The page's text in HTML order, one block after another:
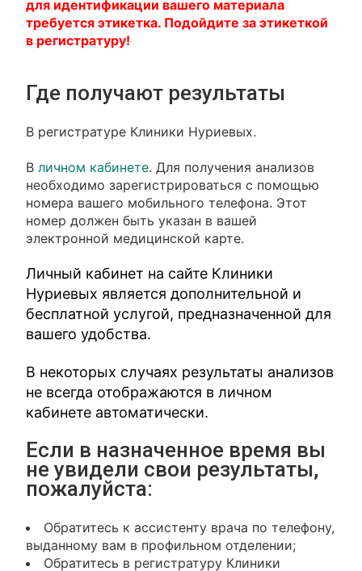
для идентификации вашего материала
требуется этикетка. Подойдите за этикеткой
в регистратуру!
Где получают результаты
В регистратуре Клиники Нуриевых.
Вличном кабинете. Для получения анализов
необходимо зарегистрироваться с помощью
номера вашего мобильного телефона. Этот
номер должен быть указан в вашей
электронной медицинской карте.
Личный кабинет на сайте Клиники
Нуриевых является дополнительной и
бесплатной услугой, предназначенной для
вашего удобства.
В некоторых случаях результаты анализов
не всегда отображаются в личном
кабинете автоматически.
Если в назначенное время вы
не увидели свои результаты,
пожалуйста:
Обратитесь к ассистенту врача по телефону,
выданному вам в профильном отделении;
Обратитесь в регистратуру Клиники